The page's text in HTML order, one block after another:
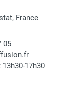
France
05
17h30